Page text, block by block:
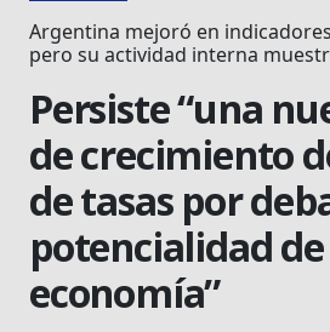
Argentina mejoró en
pero su actividad interna
Persiste “una
de crecimiento
de tasas por
potencialidad
economía”